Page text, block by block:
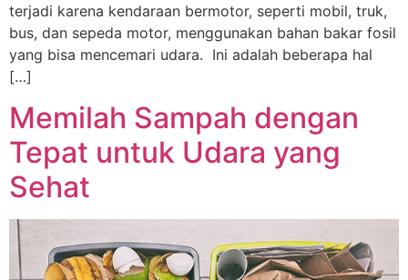
terjadi karena kendaraan bermotor, seperti mobil, truk,
bus, dan sepeda motor, menggunakan bahan bakar fosil
yang bisa mencemari udara. Ini adalah beberapa hal
[…]
Memilah Sampah dengan
Tepat untuk Udara yang
Sehat